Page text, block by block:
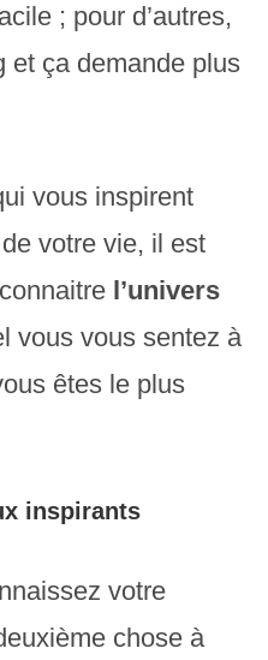
; pour d’autres,
et ça demande plus
vous inspirent
votre vie, il est
l’univers
vous vous sentez à
êtes le plus
inspirants
votre
chose à